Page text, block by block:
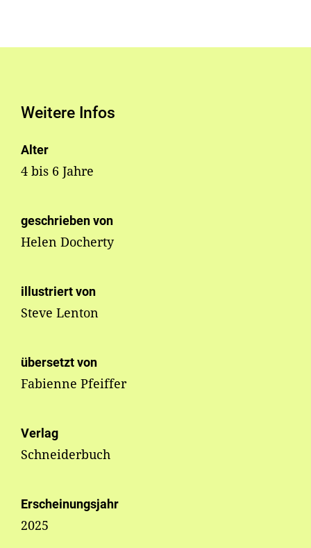
Weitere Infos
Alter
4 bis 6 Jahre
geschrieben von
Helen Docherty
illustriert von
Steve Lenton
übersetzt von
Fabienne Pfeiffer
Verlag
Schneiderbuch
Erscheinungsjahr
2025